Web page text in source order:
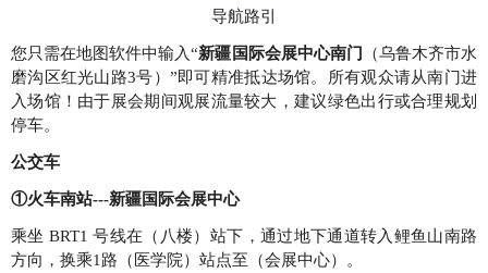
导航路引
您只需在地图软件中输入“新疆国际会展中心南门
（乌鲁木齐市水
磨沟区红光山路3号）”即可精准抵达场馆。所有观众请从南门进
入场馆！由于展会期间观展流量较大，建议绿色出行或合理规划
停车。
公交车
①火车南站---新疆国际会展中心
乘坐 BRT1 号线在（八楼）站下，通过地下通道转入鲤鱼山南路
方向，换乘1路（医学院）站点至（会展中心）。